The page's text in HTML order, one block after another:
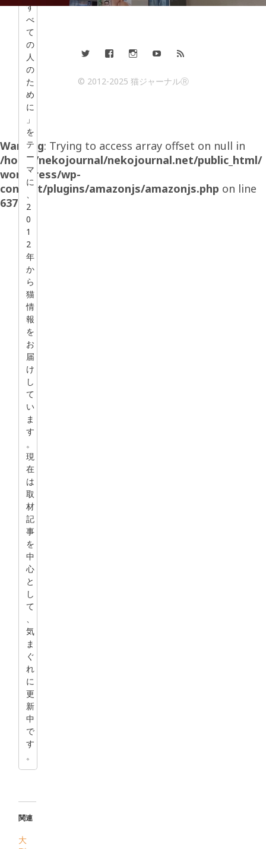
す
べ
て
の
人
の
た
め
に
」
を
テ
ー
マ
に
2
0
1
2
年
か
ら
猫
情
報
を
お
届
け
し
て
い
ま
す
。
現
在
は
取
材
記
事
を
中
心
と
し
て
気
ま
ぐ
れ
に
更
新
中
で
す
。
関連
大
© 2012-2025 猫ジャーナルⓇ
Warning: Trying to access array offset on null in
/home/nekojournal/nekojournal.net/public_html/
wordpress/wp-
content/plugins/amazonjs/amazonjs.php on line
637